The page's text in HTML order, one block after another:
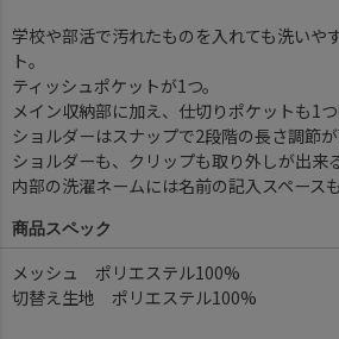
学校や部活で汚れたものを入れても洗いや
ト。
ティッシュポケットが1つ。
メイン収納部に加え、仕切りポケットも1つ
ショルダーはスナップで2段階の長さ調節が
ショルダーも、クリップも取り外しが出来
内部の洗濯ネームには名前の記入スペース
商品スペック
メッシュ ポリエステル100%
切替え生地 ポリエステル100%